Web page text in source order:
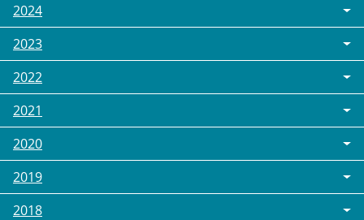
2024
2023
2022
2021
2020
2019
2018